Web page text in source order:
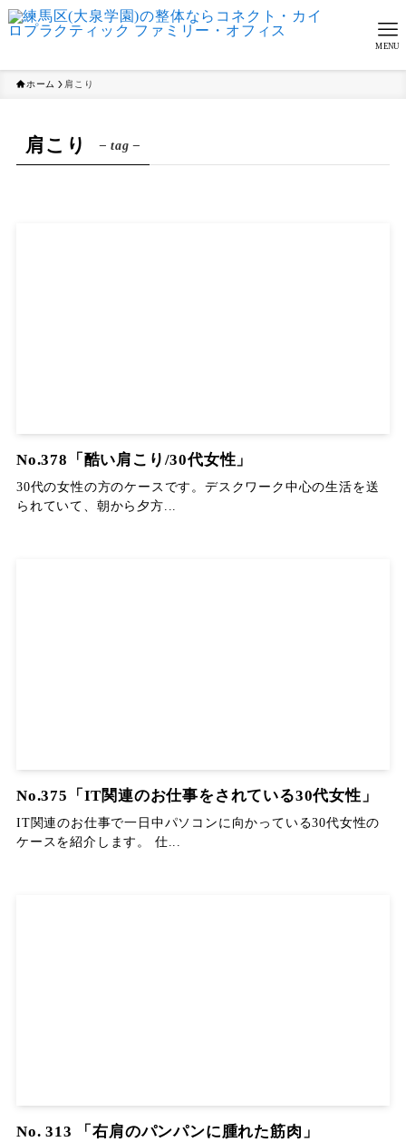
MENU
ホーム 肩こり
肩こり – tag –
No.378「酷い肩こり/30代女性」
30代の女性の方のケースです。デスクワーク中心の生活を送
られていて、朝から夕方...
No.375「IT関連のお仕事をされている30代女性」
IT関連のお仕事で一日中パソコンに向かっている30代女性の
ケースを紹介します。 仕...
No. 313 「右肩のパンパンに腫れた筋肉」